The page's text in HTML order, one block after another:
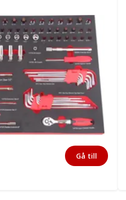
Gå till